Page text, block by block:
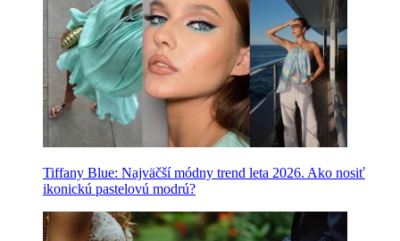
Tiffany Blue: Najväčší módny trend leta 2026. Ako nosiť
ikonickú pastelovú modrú?